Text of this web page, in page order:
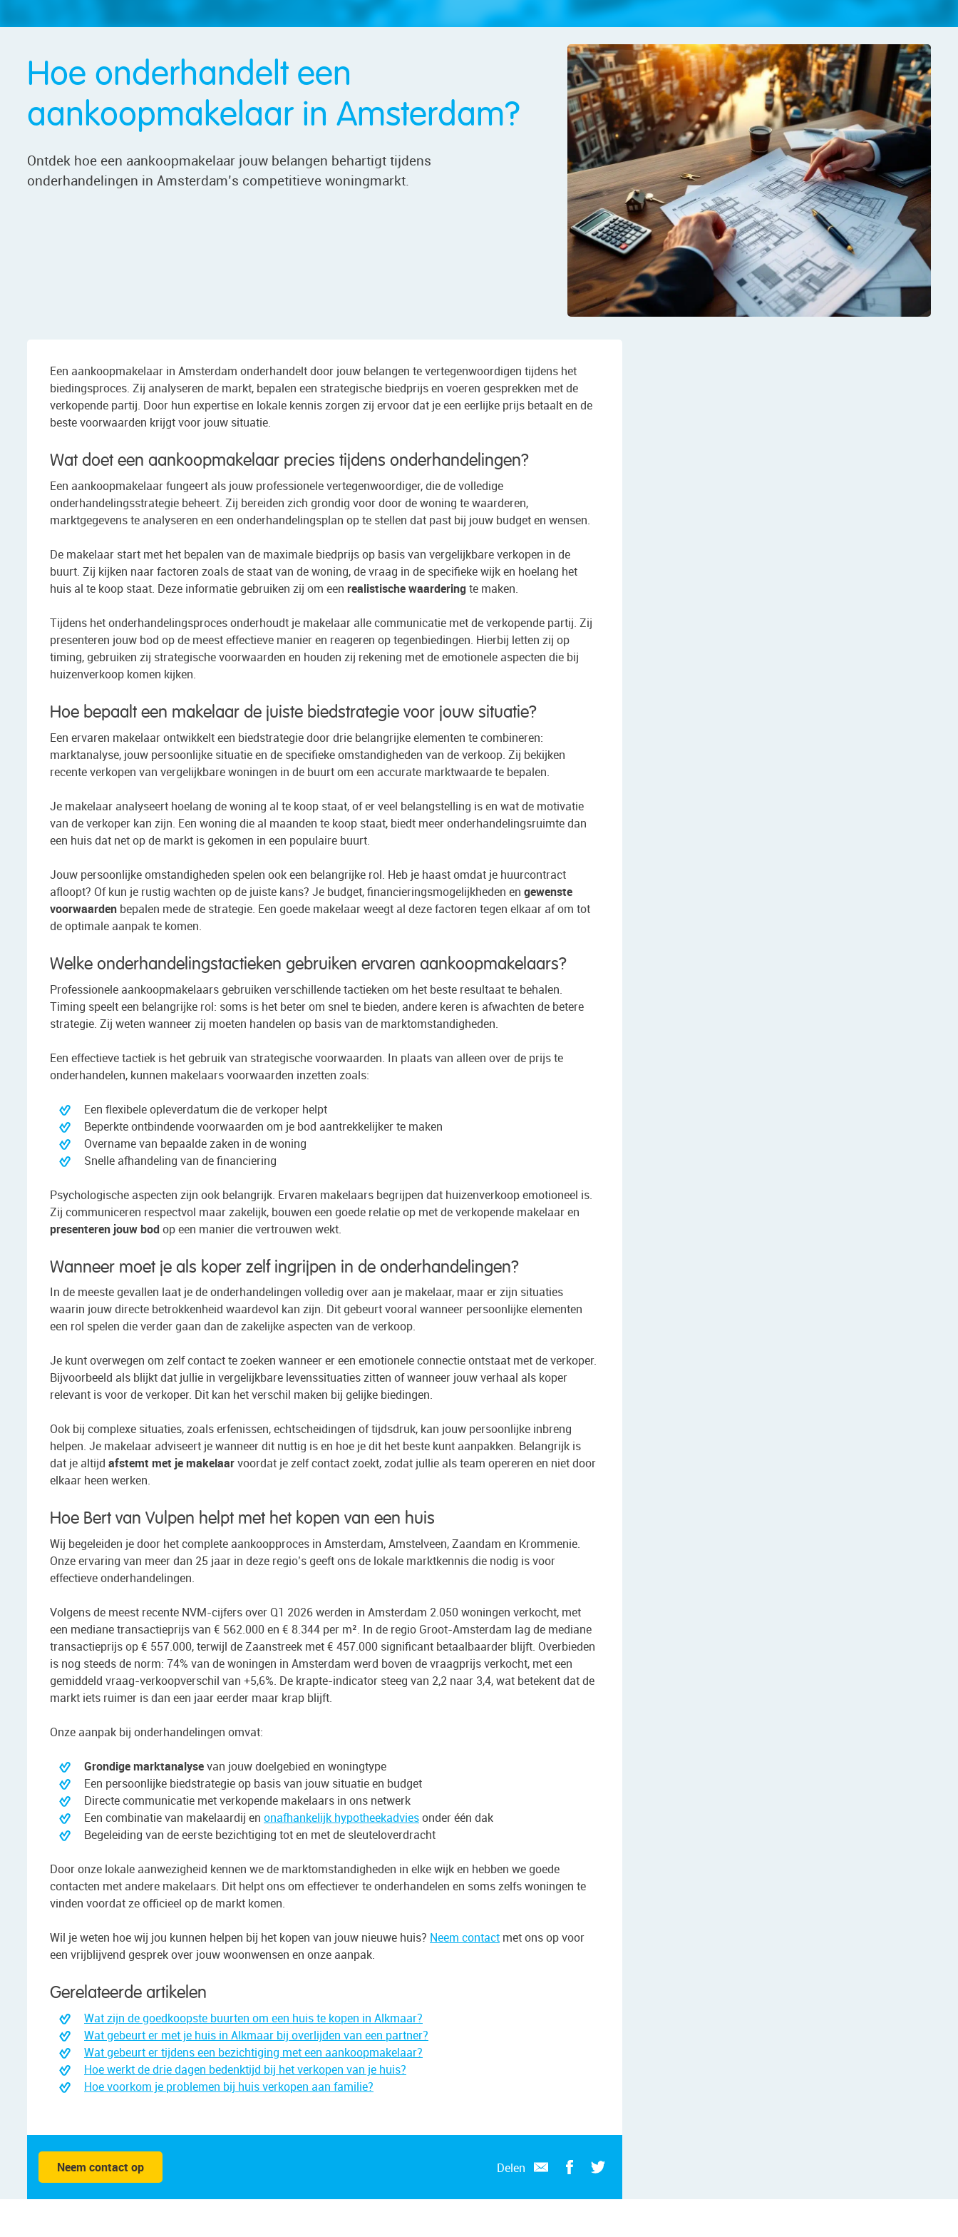
Hoe onderhandelt een
aankoopmakelaar in Amsterdam?
Ontdek hoe een aankoopmakelaar jouw belangen behartigt tijdens
onderhandelingen in Amsterdam’s competitieve woningmarkt.
Een aankoopmakelaar in Amsterdam onderhandelt door jouw belangen te vertegenwoordigen tijdens het
biedingsproces. Zij analyseren de markt, bepalen een strategische biedprijs en voeren gesprekken met de
verkopende partij. Door hun expertise en lokale kennis zorgen zij ervoor dat je een eerlijke prijs betaalt en de
beste voorwaarden krijgt voor jouw situatie.
Wat doet een aankoopmakelaar precies tijdens onderhandelingen?
Een aankoopmakelaar fungeert als jouw professionele vertegenwoordiger, die de volledige
onderhandelingsstrategie beheert. Zij bereiden zich grondig voor door de woning te waarderen,
marktgegevens te analyseren en een onderhandelingsplan op te stellen dat past bij jouw budget en wensen.
De makelaar start met het bepalen van de maximale biedprijs op basis van vergelijkbare verkopen in de
buurt. Zij kijken naar factoren zoals de staat van de woning, de vraag in de specifieke wijk en hoelang het
huis al te koop staat. Deze informatie gebruiken zij om een realistische waarderingte maken.
Tijdens het onderhandelingsproces onderhoudt je makelaar alle communicatie met de verkopende partij. Zij
presenteren jouw bod op de meest effectieve manier en reageren op tegenbiedingen. Hierbij letten zij op
timing, gebruiken zij strategische voorwaarden en houden zij rekening met de emotionele aspecten die bij
huizenverkoop komen kijken.
Hoe bepaalt een makelaar de juiste biedstrategie voor jouw situatie?
Een ervaren makelaar ontwikkelt een biedstrategie door drie belangrijke elementen te combineren:
marktanalyse, jouw persoonlijke situatie en de specifieke omstandigheden van de verkoop. Zij bekijken
recente verkopen van vergelijkbare woningen in de buurt om een accurate marktwaarde te bepalen.
Je makelaar analyseert hoelang de woning al te koop staat, of er veel belangstelling is en wat de motivatie
van de verkoper kan zijn. Een woning die al maanden te koop staat, biedt meer onderhandelingsruimte dan
een huis dat net op de markt is gekomen in een populaire buurt.
Jouw persoonlijke omstandigheden spelen ook een belangrijke rol. Heb je haast omdat je huurcontract
afloopt? Of kun je rustig wachten op de juiste kans? Je budget, financieringsmogelijkheden en gewenste
voorwaarden bepalen mede de strategie. Een goede makelaar weegt al deze factoren tegen elkaar af om tot
de optimale aanpak te komen.
Welke onderhandelingstactieken gebruiken ervaren aankoopmakelaars?
Professionele aankoopmakelaars gebruiken verschillende tactieken om het beste resultaat te behalen.
Timing speelt een belangrijke rol: soms is het beter om snel te bieden, andere keren is afwachten de betere
strategie. Zij weten wanneer zij moeten handelen op basis van de marktomstandigheden.
Een effectieve tactiek is het gebruik van strategische voorwaarden. In plaats van alleen over de prijs te
onderhandelen, kunnen makelaars voorwaarden inzetten zoals:
Een flexibele opleverdatum die de verkoper helpt
Beperkte ontbindende voorwaarden om je bod aantrekkelijker te maken
Overname van bepaalde zaken in de woning
Snelle afhandeling van de financiering
Psychologische aspecten zijn ook belangrijk. Ervaren makelaars begrijpen dat huizenverkoop emotioneel is.
Zij communiceren respectvol maar zakelijk, bouwen een goede relatie op met de verkopende makelaar en
presenteren jouw bodop een manier die vertrouwen wekt.
Wanneer moet je als koper zelf ingrijpen in de onderhandelingen?
In de meeste gevallen laat je de onderhandelingen volledig over aan je makelaar, maar er zijn situaties
waarin jouw directe betrokkenheid waardevol kan zijn. Dit gebeurt vooral wanneer persoonlijke elementen
een rol spelen die verder gaan dan de zakelijke aspecten van de verkoop.
Je kunt overwegen om zelf contact te zoeken wanneer er een emotionele connectie ontstaat met de verkoper.
Bijvoorbeeld als blijkt dat jullie in vergelijkbare levenssituaties zitten of wanneer jouw verhaal als koper
relevant is voor de verkoper. Dit kan het verschil maken bij gelijke biedingen.
Ook bij complexe situaties, zoals erfenissen, echtscheidingen of tijdsdruk, kan jouw persoonlijke inbreng
helpen. Je makelaar adviseert je wanneer dit nuttig is en hoe je dit het beste kunt aanpakken. Belangrijk is
dat je altijd afstemt met je makelaarvoordat je zelf contact zoekt, zodat jullie als team opereren en niet door
elkaar heen werken.
Hoe Bert van Vulpen helpt met het kopen van een huis
Wij begeleiden je door het complete aankoopproces in Amsterdam, Amstelveen, Zaandam en Krommenie.
Onze ervaring van meer dan 25 jaar in deze regio’s geeft ons de lokale marktkennis die nodig is voor
effectieve onderhandelingen.
Volgens de meest recente NVM-cijfers over Q1 2026 werden in Amsterdam 2.050 woningen verkocht, met
een mediane transactieprijs van € 562.000 en € 8.344 per m². In de regio Groot-Amsterdam lag de mediane
transactieprijs op € 557.000, terwijl de Zaanstreek met € 457.000 significant betaalbaarder blijft. Overbieden
is nog steeds de norm: 74% van de woningen in Amsterdam werd boven de vraagprijs verkocht, met een
gemiddeld vraag-verkoopverschil van +5,6%. De krapte-indicator steeg van 2,2 naar 3,4, wat betekent dat de
markt iets ruimer is dan een jaar eerder maar krap blijft.
Onze aanpak bij onderhandelingen omvat:
Grondige marktanalysevan jouw doelgebied en woningtype
Een persoonlijke biedstrategie op basis van jouw situatie en budget
Directe communicatie met verkopende makelaars in ons netwerk
Een combinatie van makelaardij en onafhankelijk hypotheekadviesonder één dak
Begeleiding van de eerste bezichtiging tot en met de sleuteloverdracht
Door onze lokale aanwezigheid kennen we de marktomstandigheden in elke wijk en hebben we goede
contacten met andere makelaars. Dit helpt ons om effectiever te onderhandelen en soms zelfs woningen te
vinden voordat ze officieel op de markt komen.
Wil je weten hoe wij jou kunnen helpen bij het kopen van jouw nieuwe huis? Neem contact met ons op voor
een vrijblijvend gesprek over jouw woonwensen en onze aanpak.
Gerelateerde artikelen
Wat zijn de goedkoopste buurten om een huis te kopen in Alkmaar?
Wat gebeurt er met je huis in Alkmaar bij overlijden van een partner?
Wat gebeurt er tijdens een bezichtiging met een aankoopmakelaar?
Hoe werkt de drie dagen bedenktijd bij het verkopen van je huis?
Hoe voorkom je problemen bij huis verkopen aan familie?
Neem contact op Delen